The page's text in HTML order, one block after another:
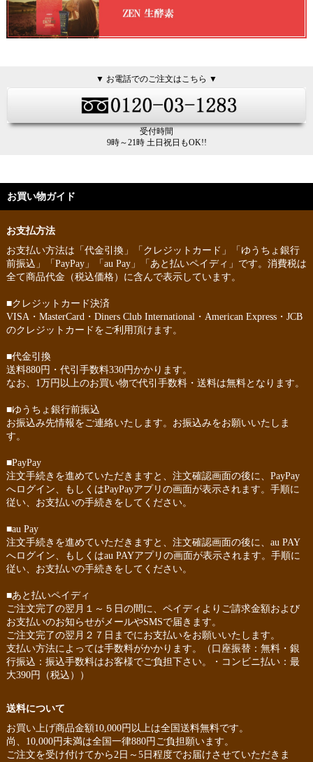
▼ お電話でのご注文はこちら ▼
受付時間
9時～21時 土日祝日もOK!!
お買い物ガイド
お支払方法
お支払い方法は「代金引換」「クレジットカード」「ゆうちょ銀行
前振込」「PayPay」「au Pay」「あと払いペイディ」です。消費税は
全て商品代金（税込価格）に含んで表示しています。
■クレジットカード決済
VISA・MasterCard・Diners Club International・American Express・JCB
のクレジットカードをご利用頂けます。
■代金引換
送料880円・代引手数料330円かかります。
なお、1万円以上のお買い物で代引手数料・送料は無料となります。
■ゆうちょ銀行前振込
お振込み先情報をご連絡いたします。お振込みをお願いいたしま
す。
■PayPay
注文手続きを進めていただきますと、注文確認画面の後に、PayPay
へログイン、もしくはPayPayアプリの画面が表示されます。手順に
従い、お支払いの手続きをしてください。
■au Pay
注文手続きを進めていただきますと、注文確認画面の後に、au PAY
へログイン、もしくはau PAYアプリの画面が表示されます。手順に
従い、お支払いの手続きをしてください。
■あと払いペイディ
ご注文完了の翌月１～５日の間に、ペイディよりご請求金額および
お支払いのお知らせがメールやSMSで届きます。
ご注文完了の翌月２７日までにお支払いをお願いいたします。
支払い方法によっては手数料がかかります。（口座振替：無料・銀
行振込：振込手数料はお客様でご負担下さい。・コンビニ払い：最
大390円（税込））
送料について
お買い上げ商品金額10,000円以上は全国送料無料です。
尚、10,000円未満は全国一律880円ご負担願います。
ご注文を受け付けてから2日～5日程度でお届けさせていただきま